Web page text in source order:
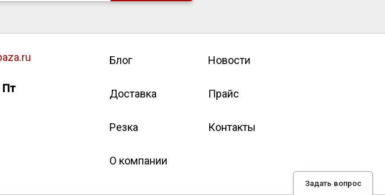
Задать вопрос
Пт
Блог Новости
Доставка Прайс
Резка Контакты
О компании